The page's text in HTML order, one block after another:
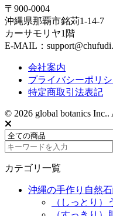
〒900-0004
沖縄県那覇市銘苅1-14-7
カーサモリヤ1階
E-MAIL：
会社案内
プライバシーポリ
特定商取引法表記
© 2026 global botanics Inc..
カテゴリ一覧
沖縄の手作り自然
（しっとり